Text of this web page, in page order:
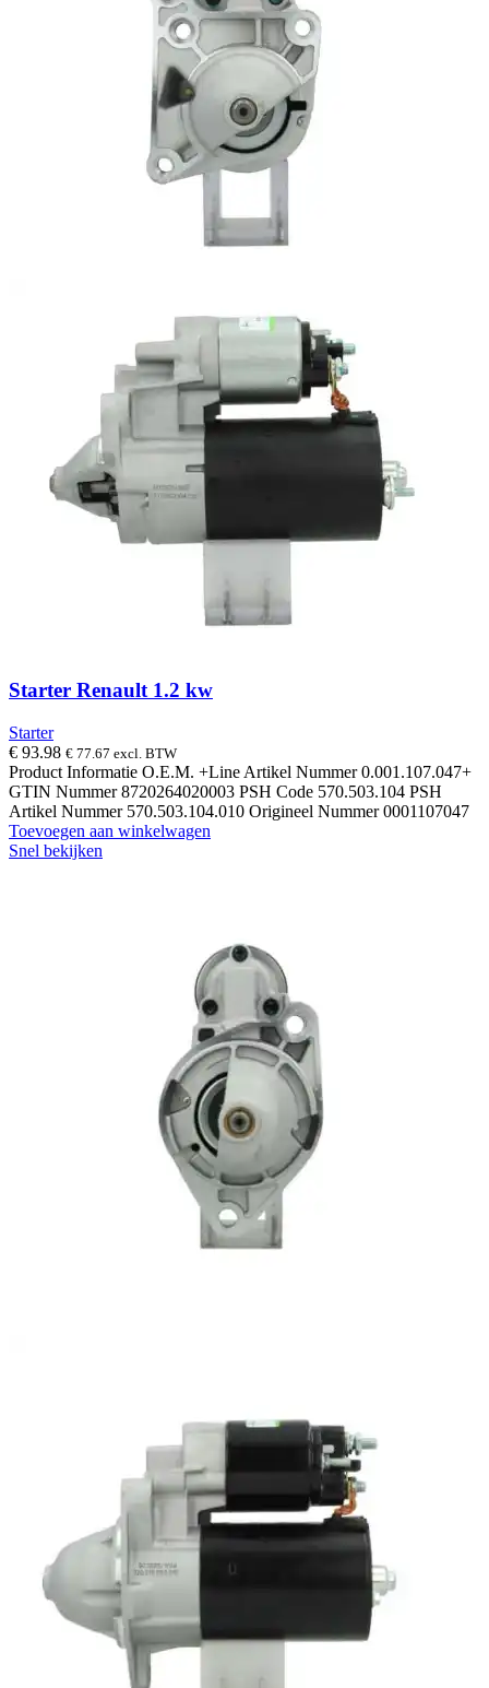
Starter Renault 1.2 kw
Starter
€ 93.98 € 77.67 excl. BTW
Product Informatie O.E.M. +Line Artikel Nummer 0.001.107.047+
GTIN Nummer 8720264020003 PSH Code 570.503.104 PSH
Artikel Nummer 570.503.104.010 Origineel Nummer 0001107047
Toevoegen aan winkelwagen
Snel bekijken